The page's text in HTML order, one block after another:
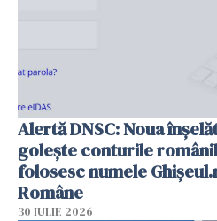
Alertă DNSC: Noua
golește conturile
folosesc numele
Române
30 IULIE 2026